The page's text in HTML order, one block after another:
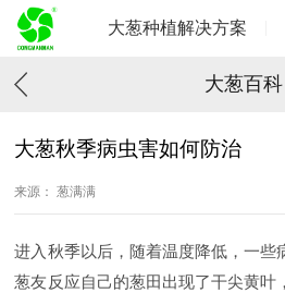
大葱种植解决方案
大葱百科
大葱秋季病虫害如何防治
来源： 葱满满
进入秋季以后，随着温度降低，一些
葱友反应自己的葱田出现了干尖黄叶